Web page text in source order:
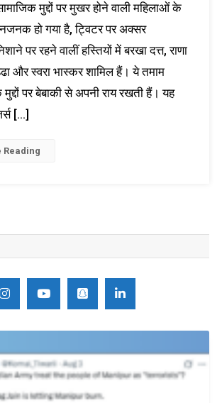
मुद्दों पर मुखर होने वाली महिलाओं के
हो गया है, ट्विटर पर अक्सर
पर रहने वालीं हस्तियों में बरखा दत्त, राणा
और स्वरा भास्कर शामिल हैं। ये तमाम
पर बेबाकी से अपनी राय रखती हैं। यह
[…]
Reading